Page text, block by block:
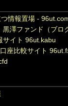
情報置場 -
澤ファンド（ブロ
サイト 96ut.kabu
座比較サイト